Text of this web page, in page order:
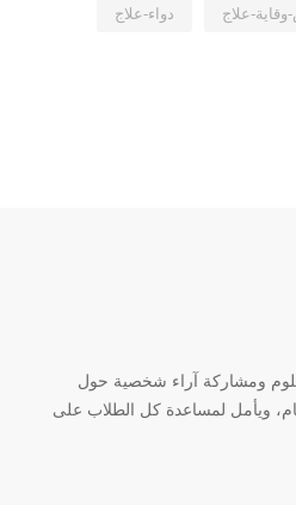
علاج دواء-علاج
ومشاركة آراء شخصية حول
ويأمل لمساعدة كل الطلاب على